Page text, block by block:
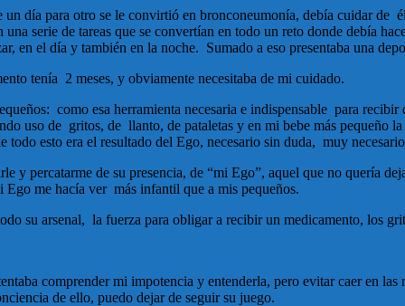
día para otro se le convirtió en bronconeumonía, debía cuidar de
serie de tareas que se convertían en todo un reto donde debía
en el día y también en la noche. Sumado a eso presentaba una
tenía 2 meses, y obviamente necesitaba de mi cuidado.
como esa herramienta necesaria e indispensable para
uso de gritos, de llanto, de pataletas y en mi bebe más pequeño
esto era el resultado del Ego, necesario sin duda, muy
y percatarme de su presencia, de “mi Ego”, aquel que no quería
Ego me hacía ver más infantil que a mis pequeños.
su arsenal, la fuerza para obligar a recibir un medicamento, los
comprender mi impotencia y entenderla, pero evitar caer en
de ello, puedo dejar de seguir su juego.